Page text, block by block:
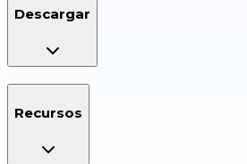
Descargar
Recursos